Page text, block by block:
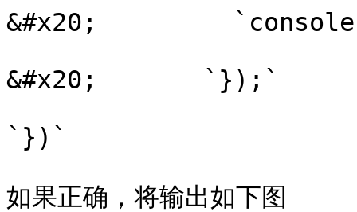
&#x20;
&#x20;       `});`
`})`
如果正确，将输出如下图